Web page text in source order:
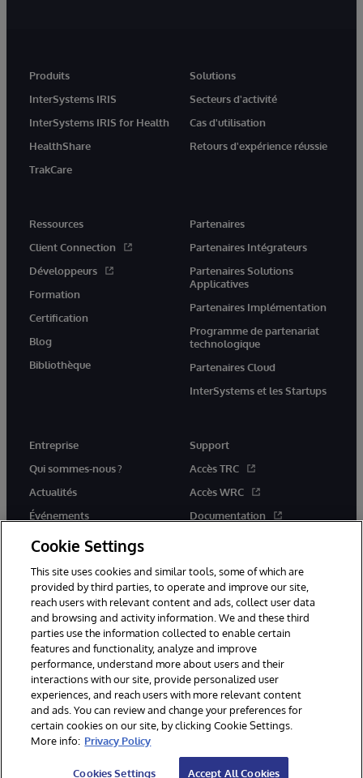
Produits
InterSystems IRIS
InterSystems IRIS for Health
HealthShare
TrakCare
Solutions
Secteurs d'activité
Cas d'utilisation
Retours d'expérience réussie
Ressources
Client Connection
Développeurs
Formation
Certification
Blog
Bibliothèque
Partenaires
Partenaires Intégrateurs
Partenaires Solutions
Applicatives
Partenaires Implémentation
Programme de partenariat
technologique
Partenaires Cloud
InterSystems et les Startups
Entreprise
Qui sommes-nous ?
Actualités
Événements
Rejoignez-nous
Support
Accès TRC
Accès WRC
Documentation
© 1996-2026 InterSystems Corporation, Boston, MA. Tous droits
réservés.
Mentions légales
Déclaration de confidentialité d'InterSystems Corporation
Garantie
Accessibilité
Cookie Settings
This site uses cookies and similar tools, some of which are
provided by third parties, to operate and improve our site,
reach users with relevant content and ads, collect user data
and browsing and activity information. We and these third
parties use the information collected to enable certain
features and functionality, analyze and improve
performance, understand more about users and their
interactions with our site, provide personalized user
experiences, and reach users with more relevant content
and ads. You can review and change your preferences for
certain cookies on our site, by clicking Cookie Settings.
More info: Privacy Policy
Cookies Settings Accept All Cookies